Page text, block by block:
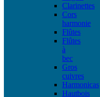
Clarinettes
Cors
harmonie
Flûtes
Flûtes
à
bec
Gros
cuivres
Harmonicas
Hautbois